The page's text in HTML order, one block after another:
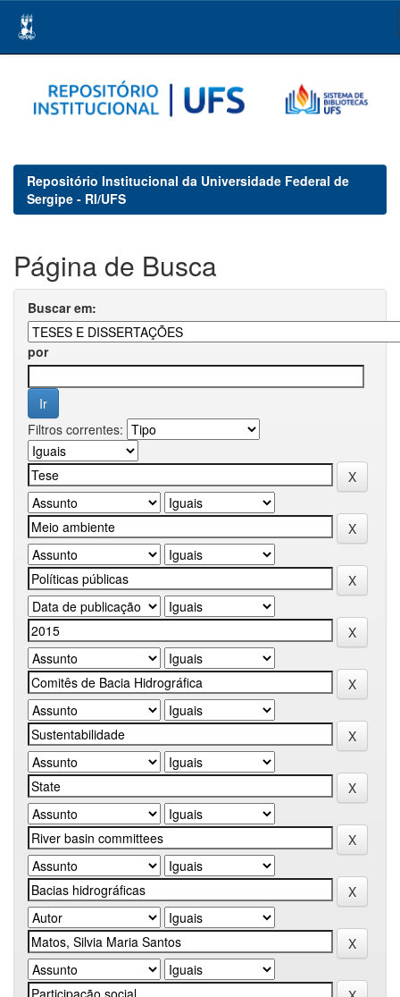
navigation
Repositório Institucional da Universidade Federal de
Sergipe - RI/UFS
Página de Busca
Buscar em:
por
Filtros correntes: